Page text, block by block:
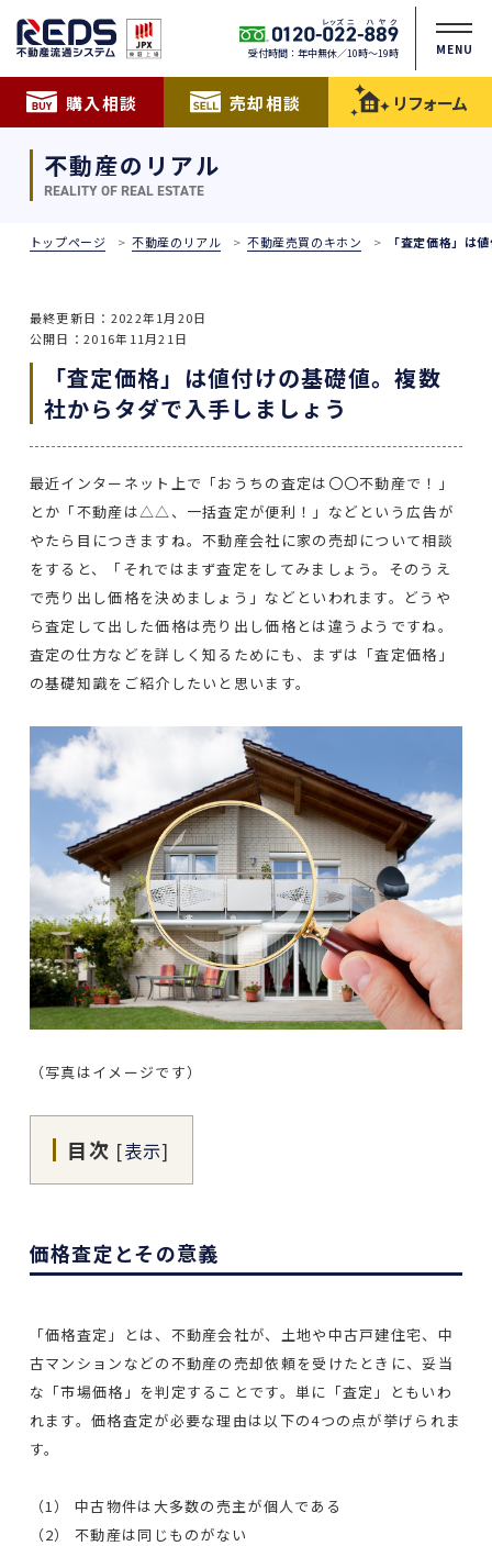
受付時間：年中無休／10時〜19時 MENU
購入相談 売却相談 リフォーム
不動産のリアル
REALITY OF REAL ESTATE
トップページ 不動産のリアル 不動産売買のキホン 「査定価格」は
最終更新日：2022年1月20日
公開日：2016年11月21日
「査定価格」は値付けの基礎値。複数
社からタダで入手しましょう
最近インターネット上で「おうちの査定は〇〇不動産で！」
とか「不動産は△△、一括査定が便利！」などという広告が
やたら目につきますね。不動産会社に家の売却について相談
をすると、「それではまず査定をしてみましょう。そのうえ
で売り出し価格を決めましょう」などといわれます。どうや
ら査定して出した価格は売り出し価格とは違うようですね。
査定の仕方などを詳しく知るためにも、まずは「査定価格」
の基礎知識をご紹介したいと思います。
（写真はイメージです）
目次 [表示]
価格査定とその意義
「価格査定」とは、不動産会社が、土地や中古戸建住宅、中
古マンションなどの不動産の売却依頼を受けたときに、妥当
な「市場価格」を判定することです。単に「査定」ともいわ
れます。価格査定が必要な理由は以下の4つの点が挙げられま
す。
（1） 中古物件は大多数の売主が個人である
（2） 不動産は同じものがない